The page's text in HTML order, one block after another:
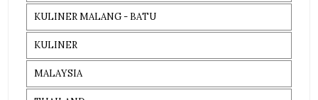
KULINER MALANG - BATU
KULINER
MALAYSIA